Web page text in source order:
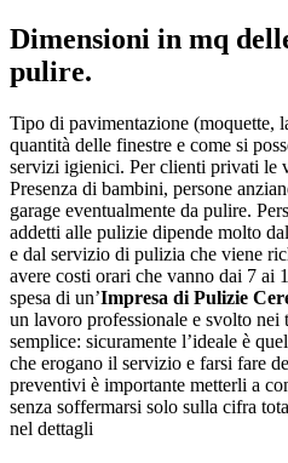
Dimensioni in mq
pulire.
Tipo di pavimentazione
quantità delle finestre e come si
servizi igienici. Per clienti privati le
Presenza di bambini, persone
garage eventualmente da pulire.
addetti alle pulizie dipende molto
e dal servizio di pulizia che viene
avere costi orari che vanno dai 7 ai
spesa di un’Impresa di Pulizie
un lavoro professionale e svolto nei
semplice: sicuramente l’ideale è
che erogano il servizio e farsi fare
preventivi è importante metterli a
senza soffermarsi solo sulla cifra
nel dettagli